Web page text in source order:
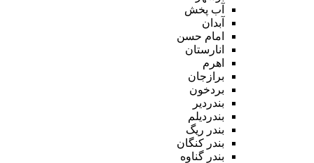
آب پخش
آبدان
امام حسن
انارستان
اهرم
برازجان
بردخون
بندردیر
بندردیلم
بندر ریگ
بندر کنگان
بندر گناوه